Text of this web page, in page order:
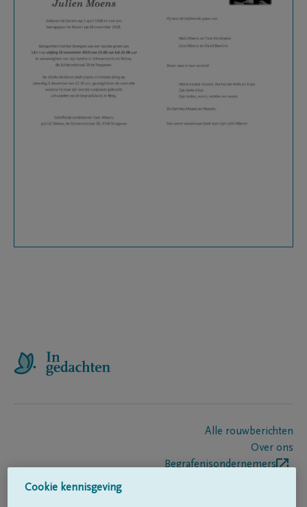
Alle rouwberichten
Over ons
Begrafenisondernemers
Cookie kennisgeving